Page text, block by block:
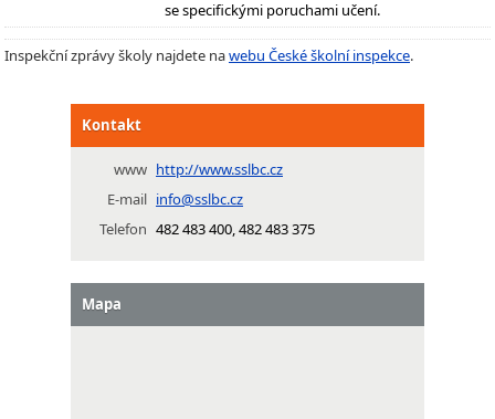
se specifickými poruchami učení.
Inspekční zprávy školy najdete nawebu České školní inspekce.
Kontakt
www http://www.sslbc.cz
E-mail info@sslbc.cz
Telefon 482 483 400, 482 483 375
Mapa